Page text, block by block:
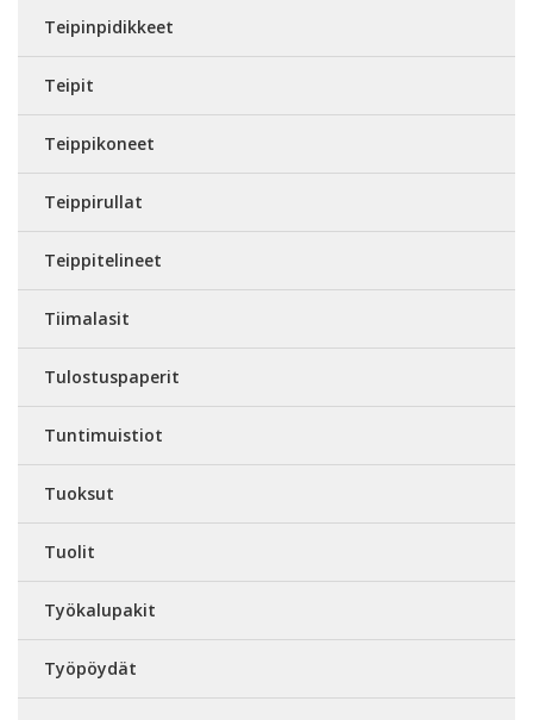
Teipinpidikkeet
Teipit
Teippikoneet
Teippirullat
Teippitelineet
Tiimalasit
Tulostuspaperit
Tuntimuistiot
Tuoksut
Tuolit
Työkalupakit
Työpöydät